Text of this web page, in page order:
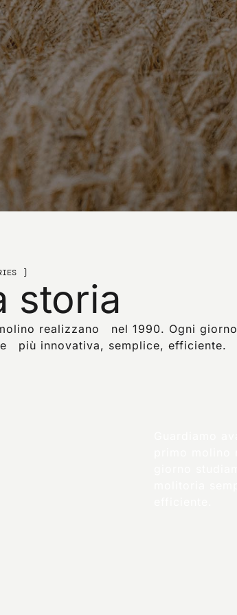
storia
realizzano nel 1990. Ogni giorno
più innovativa, semplice, efficiente.